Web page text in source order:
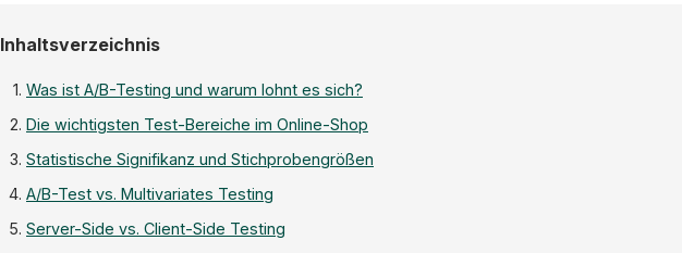
Inhaltsverzeichnis
Was ist A/B-Testing und warum lohnt es sich?
Die wichtigsten Test-Bereiche im Online-Shop
Statistische Signifikanz und Stichprobengrößen
A/B-Test vs. Multivariates Testing
Server-Side vs. Client-Side Testing